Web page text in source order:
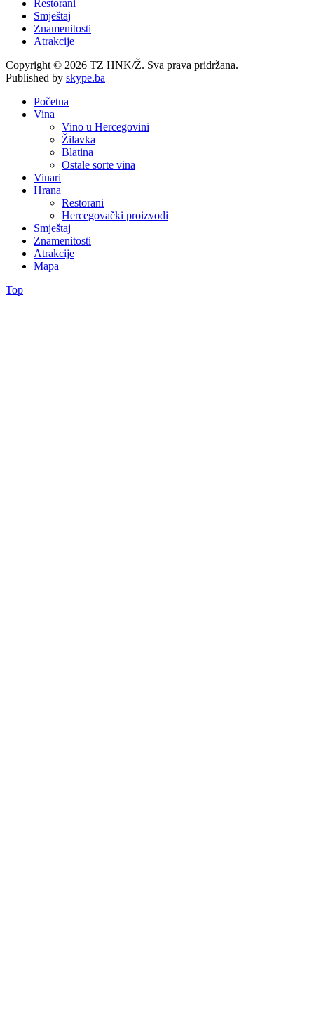
Restorani
Smještaj
Znamenitosti
Atrakcije
Copyright © 2026 TZ HNK/Ž. Sva prava pridržana.
Published by skype.ba
Početna
Vina
Vino u Hercegovini
Žilavka
Blatina
Ostale sorte vina
Vinari
Hrana
Restorani
Hercegovački proizvodi
Smještaj
Znamenitosti
Atrakcije
Mapa
Top